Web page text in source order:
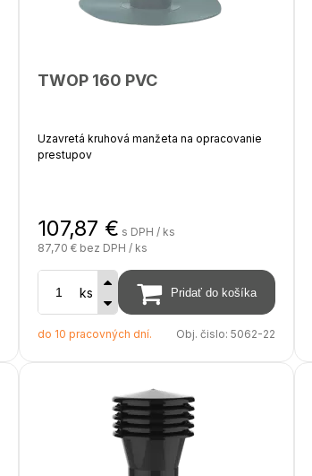
TWOP 160 PVC
Uzavretá kruhová manžeta na opracovanie
prestupov
priemer tvarovky - 200 mm
výška manžety - 150 mm
(približne RAL 7047)
107,87 € s DPH / ks
87,70 € bez DPH / ks
ks
do 10 pracovných dní. Obj. čislo: 5062-22